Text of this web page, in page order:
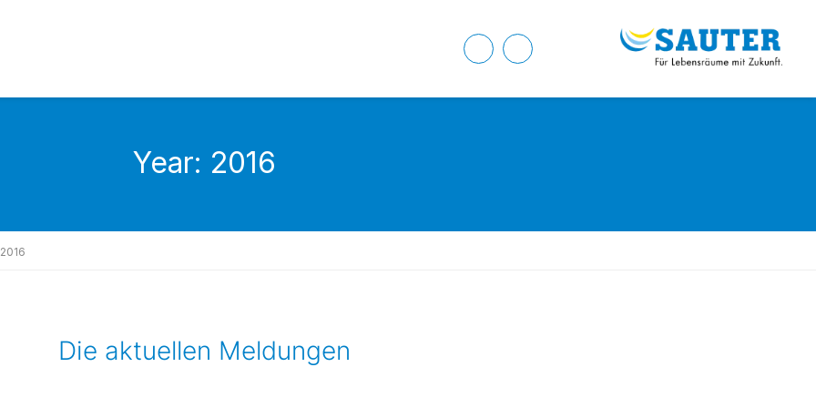
Year: 2016
2016
Die aktuellen Meldungen